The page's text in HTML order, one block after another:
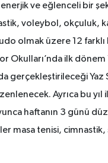
ve eğlenceli bir
voleybol, okçuluk,
olmak üzere 12
Okulları’nda ilk
gerçekleştirileceği Yaz
Ayrıca bu yıl
haftanın 3 günü
masa tenisi, cimnastik,